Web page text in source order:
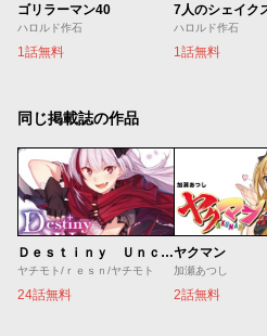
ゴリラーマン40
ハロルド作石
1話無料
ハロルド作石
1話無料
同じ掲載誌の作品
Ｄｅｓｔｉｎｙ Ｕｎｃｈａｉｎ Ｏｎｌｉｎｅ 吸血鬼少女となって、やがて『赤の魔王』と呼ばれるようになりました
ヤチモト/ｒｅｓｎ/ヤチモト
24話無料
ヤクマン
加瀬あつし
2話無料